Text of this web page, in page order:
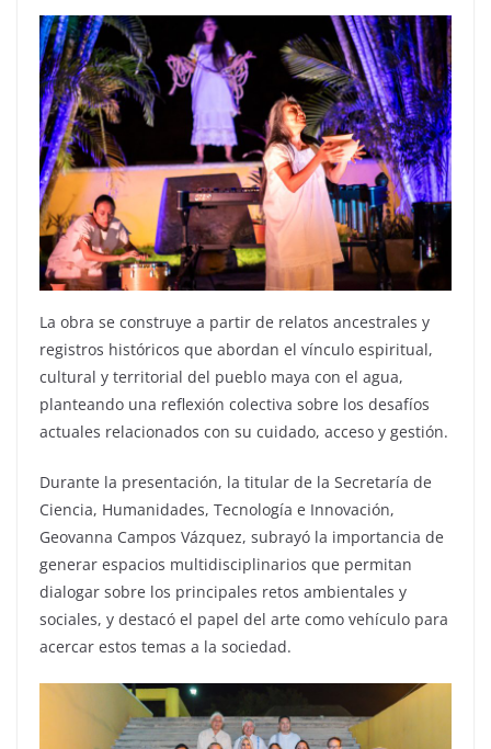
La obra se construye a partir de relatos ancestrales y
registros históricos que abordan el vínculo espiritual,
cultural y territorial del pueblo maya con el agua,
planteando una reflexión colectiva sobre los desafíos
actuales relacionados con su cuidado, acceso y gestión.
Durante la presentación, la titular de la Secretaría de
Ciencia, Humanidades, Tecnología e Innovación,
Geovanna Campos Vázquez, subrayó la importancia de
generar espacios multidisciplinarios que permitan
dialogar sobre los principales retos ambientales y
sociales, y destacó el papel del arte como vehículo para
acercar estos temas a la sociedad.